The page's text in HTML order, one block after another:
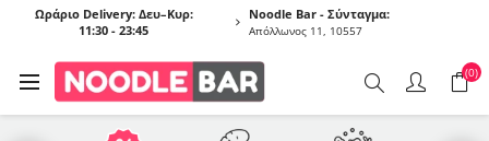
Ωράριο Delivery: Δευ–Κυρ:
11:30 - 23:45
Noodle Bar - Σύνταγμα:
Απόλλωνος 11, 10557
(0)